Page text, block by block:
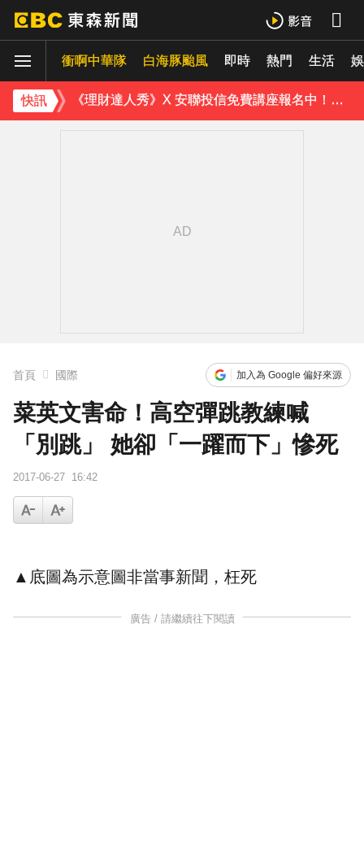
衝啊中華隊 白海豚颱風 即時 熱門 生活
快訊
行政院院區一早停電 原因找到了
《理財達人秀》X 安聯投信免費講座報名中！搶先卡位 2027
首頁 國際 加入為 Google 偏好來源
菜英文害命！高空彈跳教練喊
「別跳」 她卻「一躍而下」慘死
2017-06-27 16:42
▲底圖為示意圖非當事新聞， 枉死
廣告 / 請繼續往下閱讀